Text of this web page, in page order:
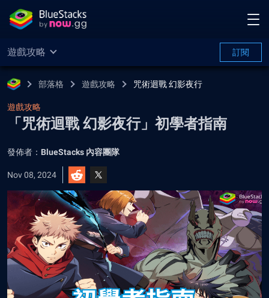
遊戲攻略 訂閱
部落格 遊戲攻略 咒術迴戰 幻影夜行
遊戲攻略
「咒術迴戰 幻影夜行」初學者指南
發佈者： BlueStacks 內容團隊
Nov 08, 2024